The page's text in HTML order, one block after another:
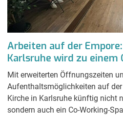
Arbeiten auf der
Karlsruhe wird zu einem
Mit erweiterten Öffnungszeiten
Aufenthaltsmöglichkeiten auf
Kirche in Karlsruhe künftig nicht
sondern auch ein Co-Working-